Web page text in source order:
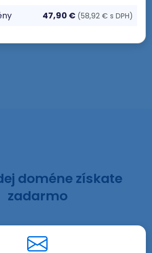
47,90 € (58,92 € s DPH)
doméne získate
zadarmo